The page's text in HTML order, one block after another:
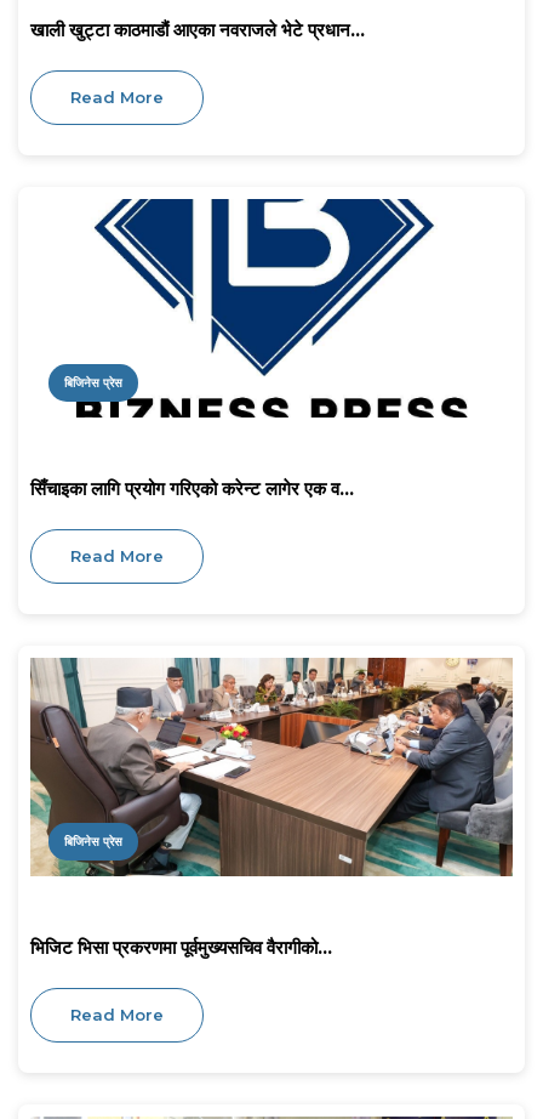
खाली खुट्टा काठमाडौं आएका नवराजले भेटे प्रधान...
Read More
बिजिनेस प्रेस
सिँचाइका लागि प्रयोग गरिएको करेन्ट लागेर एक व...
Read More
बिजिनेस प्रेस
भिजिट भिसा प्रकरणमा पूर्वमुख्यसचिव वैरागीको...
Read More